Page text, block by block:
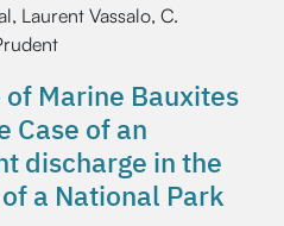
Laurent Vassalo, C.
Marine Bauxites
Case of an
discharge in the
a National Park